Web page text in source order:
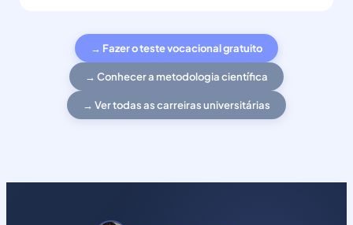
→ Fazer o teste vocacional gratuito
→ Conhecer a metodologia científica
→ Ver todas as carreiras universitárias